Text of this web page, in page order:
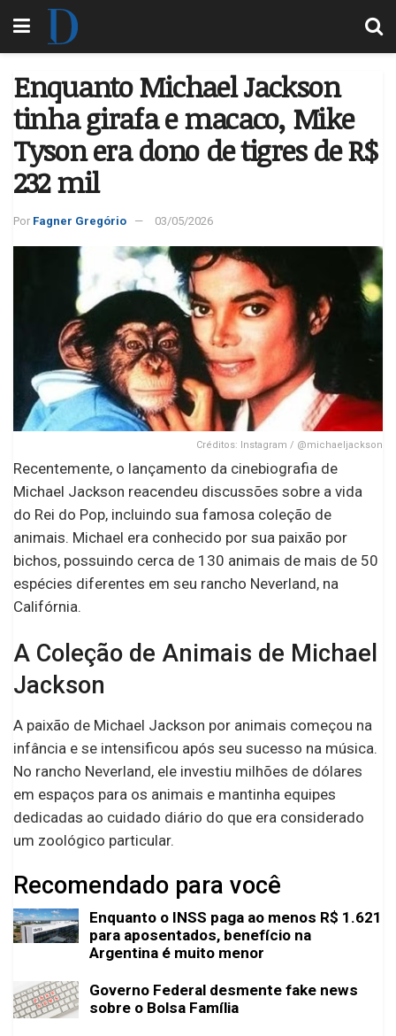
Enquanto Michael Jackson
tinha girafa e macaco, Mike
Tyson era dono de tigres de R$
232 mil
Por Fagner Gregório 03/05/2026
Créditos: Instagram / @michaeljackson
Recentemente, o lançamento da cinebiografia de
Michael Jackson reacendeu discussões sobre a vida
do Rei do Pop, incluindo sua famosa coleção de
animais. Michael era conhecido por sua paixão por
bichos, possuindo cerca de 130 animais de mais de 50
espécies diferentes em seu rancho Neverland, na
Califórnia.
A Coleção de Animais de Michael
Jackson
A paixão de Michael Jackson por animais começou na
infância e se intensificou após seu sucesso na música.
No rancho Neverland, ele investiu milhões de dólares
em espaços para os animais e mantinha equipes
dedicadas ao cuidado diário do que era considerado
um zoológico particular.
Recomendado para você
Enquanto o INSS paga ao menos R$ 1.621
para aposentados, benefício na
Argentina é muito menor
Governo Federal desmente fake news
sobre o Bolsa Família